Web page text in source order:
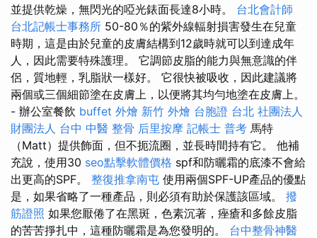
並提供乾燥，無閃光的啞光錶面長達8小時。 台北會計師
台北記帳士事務所 50-80％的紫外線輻射損害發生在兒童
時期，這是由於兒童的皮膚結構到12歲時就可以到達成年
人，因此需要特殊護理。 它調節皮脂的能力與無意識的伴
侶，質地輕，乳脂狀一樣好。 它很快被吸收，因此建議將
兩個或三個細節塗在皮膚上，以便將其均勻地塗在皮膚上。
- 辦公室餐飲 buffet 外燴 新竹 外燴 台胞證 台北 社團法人
財團法人 台中 中醫 整骨 后里按摩 記帳士 普考 馬特
（Matt）提供飾面，但不扼流圈，並長時間持有它。 他補
充說，使用30 seo點擊軟體價格 spf和防曬霜的底漆不會給
出更高的SPF。 整復推拿南屯 使用兩個SPF-UP產品的優點
是，如果省略了一種產品，則必須有助於保護該區域。 撥
筋證照 如果您厭倦了在黑斑，色素沉著，痤瘡和多餘皮脂
的苦苦掙扎中，這種防曬霜是為您發明的。 台中整骨神醫